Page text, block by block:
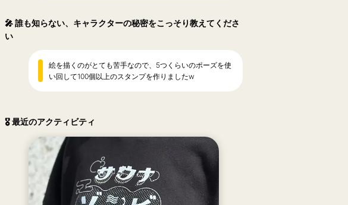
🎤誰も知らない、キャラクターの秘密をこっそり教えてくださ
い
絵を描くのがとても苦手なので、5つくらいのポーズを使
い回して100個以上のスタンプを作りましたw
🎖 最近のアクティビティ